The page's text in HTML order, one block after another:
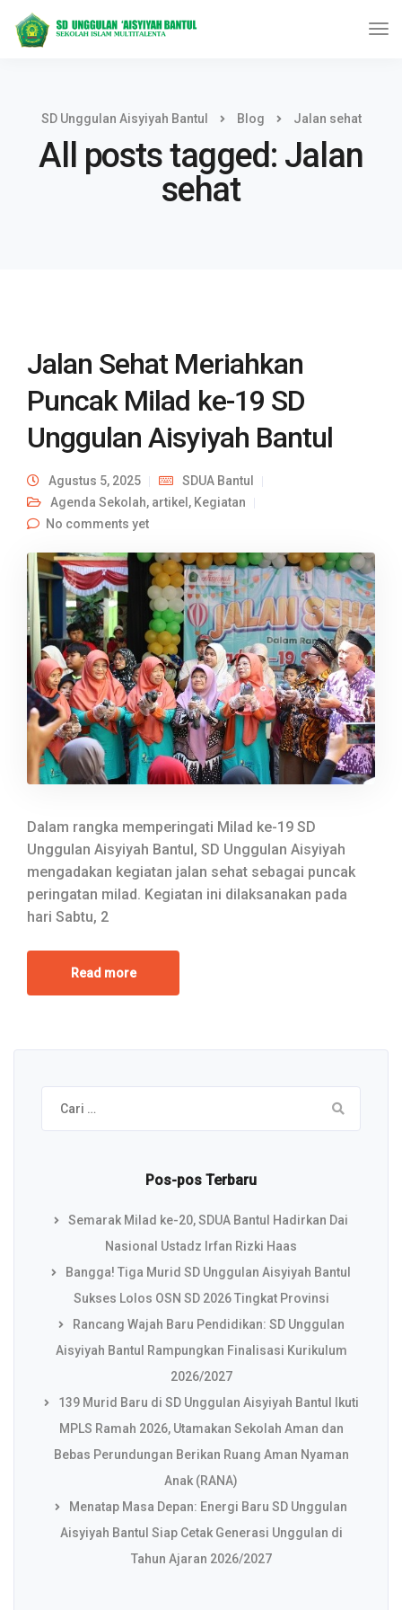
SD Unggulan Aisyiyah Bantul Blog Jalan sehat
All posts tagged: Jalan
sehat
Jalan Sehat Meriahkan
Puncak Milad ke-19 SD
Unggulan Aisyiyah Bantul
Agustus 5, 2025
SDUA Bantul
Agenda Sekolah, artikel , Kegiatan
No comments yet
Dalam rangka memperingati Milad ke-19 SD
Unggulan Aisyiyah Bantul, SD Unggulan Aisyiyah
mengadakan kegiatan jalan sehat sebagai puncak
peringatan milad. Kegiatan ini dilaksanakan pada
hari Sabtu, 2
Read more
Cari
untuk:
Pos-pos Terbaru
Semarak Milad ke-20, SDUA Bantul Hadirkan Dai
Nasional Ustadz Irfan Rizki Haas
Bangga! Tiga Murid SD Unggulan Aisyiyah Bantul
Sukses Lolos OSN SD 2026 Tingkat Provinsi
Rancang Wajah Baru Pendidikan: SD Unggulan
Aisyiyah Bantul Rampungkan Finalisasi Kurikulum
2026/2027
139 Murid Baru di SD Unggulan Aisyiyah Bantul Ikuti
MPLS Ramah 2026, Utamakan Sekolah Aman dan
Bebas Perundungan Berikan Ruang Aman Nyaman
Anak (RANA)
Menatap Masa Depan: Energi Baru SD Unggulan
Aisyiyah Bantul Siap Cetak Generasi Unggulan di
Tahun Ajaran 2026/2027